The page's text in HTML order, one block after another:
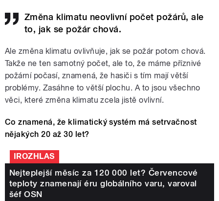
Změna klimatu neovlivní počet požárů, ale
to, jak se požár chová.
Ale změna klimatu ovlivňuje, jak se požár potom chová.
Takže ne ten samotný počet, ale to, že máme příznivé
požární počasí, znamená, že hasiči s tím mají větší
problémy. Zasáhne to větší plochu. A to jsou všechno
věci, které změna klimatu zcela jistě ovlivní.
Co znamená, že klimatický systém má setrvačnost
nějakých 20 až 30 let?
IROZHLAS
Nejteplejší měsíc za 120 000 let? Červencové
teploty znamenají éru globálního varu, varoval
šéf OSN